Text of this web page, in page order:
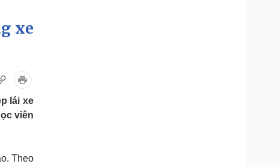
Doanh nghiệp
Thông tin doanh nghiệp
xe
lái xe
viên
Theo